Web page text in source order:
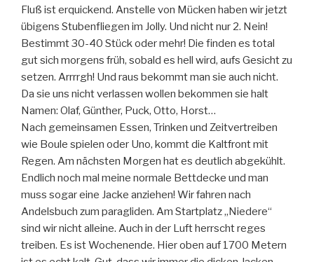
Fluß ist erquickend. Anstelle von Mücken haben wir jetzt
übigens Stubenfliegen im Jolly. Und nicht nur 2. Nein!
Bestimmt 30-40 Stück oder mehr! Die finden es total
gut sich morgens früh, sobald es hell wird, aufs Gesicht zu
setzen. Arrrrgh! Und raus bekommt man sie auch nicht.
Da sie uns nicht verlassen wollen bekommen sie halt
Namen: Olaf, Günther, Puck, Otto, Horst…
Nach gemeinsamen Essen, Trinken und Zeitvertreiben
wie Boule spielen oder Uno, kommt die Kaltfront mit
Regen. Am nächsten Morgen hat es deutlich abgekühlt.
Endlich noch mal meine normale Bettdecke und man
muss sogar eine Jacke anziehen! Wir fahren nach
Andelsbuch zum paragliden. Am Startplatz „Niedere“
sind wir nicht alleine. Auch in der Luft herrscht reges
treiben. Es ist Wochenende. Hier oben auf 1700 Metern